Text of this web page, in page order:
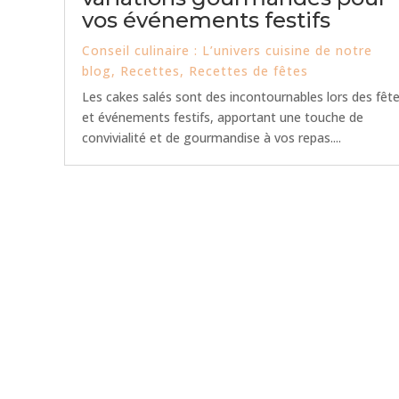
vos événements festifs
Conseil culinaire : L’univers cuisine de notre
blog, Recettes, Recettes de fêtes
Les cakes salés sont des incontournables lors des
et événements festifs, apportant une touche de
convivialité et de gourmandise à vos repas....